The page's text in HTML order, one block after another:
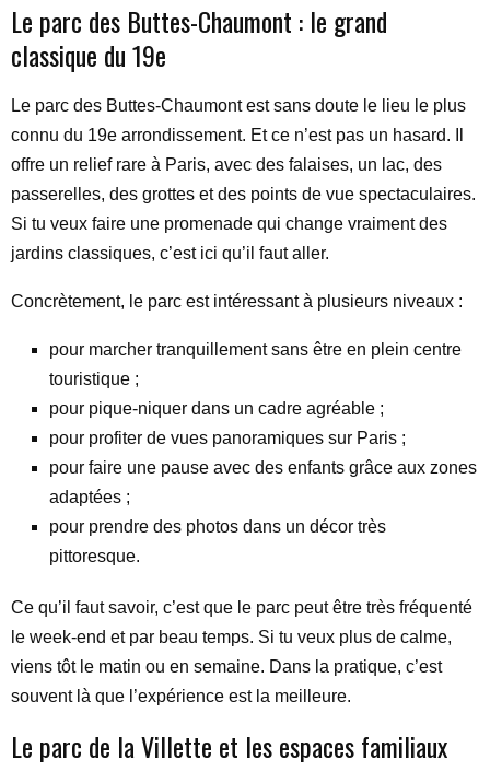
Le parc des Buttes-Chaumont : le grand
classique du 19e
Le parc des Buttes-Chaumont est sans doute le lieu le plus
connu du 19e arrondissement. Et ce n’est pas un hasard. Il
offre un relief rare à Paris, avec des falaises, un lac, des
passerelles, des grottes et des points de vue spectaculaires.
Si tu veux faire une promenade qui change vraiment des
jardins classiques, c’est ici qu’il faut aller.
Concrètement, le parc est intéressant à plusieurs niveaux :
pour marcher tranquillement sans être en plein centre
touristique ;
pour pique-niquer dans un cadre agréable ;
pour profiter de vues panoramiques sur Paris ;
pour faire une pause avec des enfants grâce aux zones
adaptées ;
pour prendre des photos dans un décor très
pittoresque.
Ce qu’il faut savoir, c’est que le parc peut être très fréquenté
le week-end et par beau temps. Si tu veux plus de calme,
viens tôt le matin ou en semaine. Dans la pratique, c’est
souvent là que l’expérience est la meilleure.
Le parc de la Villette et les espaces familiaux